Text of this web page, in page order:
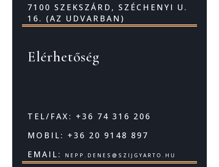
7100 SZEKSZÁRD, SZÉCHENYI U.
16. (AZ UDVARBAN)
Elérhetőség
TEL/FAX: +36 74 316 206
MOBIL: +36 20 9148 897
EMAIL:
NEPP.DENES@SZIJGYARTO.HU